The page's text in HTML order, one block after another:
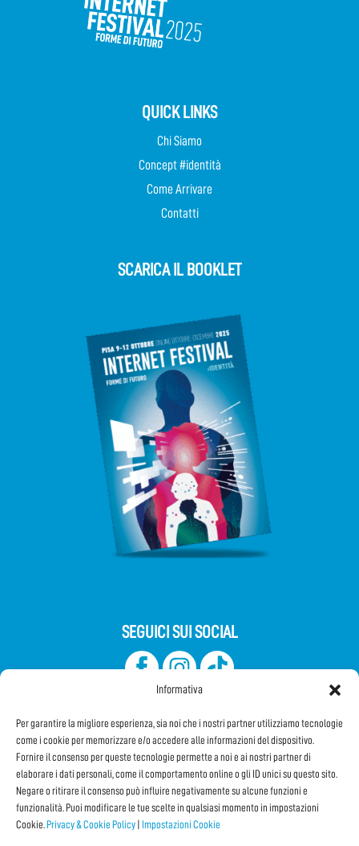
Informativa
Per garantire la migliore esperienza, sia noi che i nostri partner utilizziamo tecnologie
come i cookie per memorizzare e/o accedere alle informazioni del dispositivo.
Fornire il consenso per queste tecnologie permette a noi e ai nostri partner di
elaborare i dati personali, come il comportamento online o gli ID unici su questo sito.
Negare o ritirare il consenso può influire negativamente su alcune funzioni e
funzionalità. Puoi modificare le tue scelte in qualsiasi momento in impostazioni
Cookie. Privacy & Cookie Policy Impostazioni Cookie
QUICK LINKS
Chi Siamo
Concept #identità
Come Arrivare
Contatti
SCARICA IL BOOKLET
SEGUICI SUI SOCIAL
Iscriviti alla Newsletter
CONDIVIDI QUESTA PAGINA!